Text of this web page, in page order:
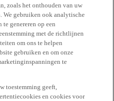
zoals het onthouden van uw
We gebruiken ook analytische
genereren op een
met de richtlijnen
om ons te helpen
gebruiken en om onze
te
toestemming geeft,
en cookies voor